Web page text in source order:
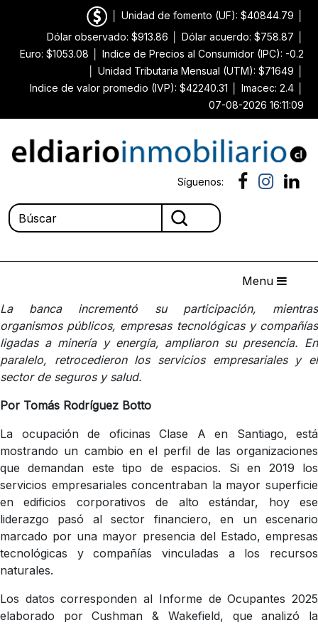
Unidad de fomento (UF): $40844.79
Dólar observado: $913.86
Dólar acuerdo: $758.87
Euro: $1053.08
Indice de Precios al Consumidor (IPC): -0.2
Unidad Tributaria Mensual (UTM): $71649
Indice de valor promedio (IVP): $42240.31
Imacec: 2.4
07-08-2026 16:11:09
Síguenos:
Menu
La banca incrementó su participación, mientras
organismos públicos, empresas tecnológicas y compañías
ligadas a minería y energía, ampliaron su presencia. En
paralelo, retrocedieron los servicios empresariales y el
sector de seguros y salud.
Por Tomás Rodríguez Botto
La ocupación de oficinas Clase A en Santiago, está
mostrando un cambio en el perfil de las organizaciones
que demandan este tipo de espacios. Si en 2019 los
servicios empresariales concentraban la mayor superficie
en edificios corporativos de alto estándar, hoy ese
liderazgo pasó al sector financiero, en un escenario
marcado por una mayor presencia del Estado, empresas
tecnológicas y compañías vinculadas a los recursos
naturales.
Los datos corresponden al Informe de Ocupantes 2025
elaborado por Cushman & Wakefield, que analizó la